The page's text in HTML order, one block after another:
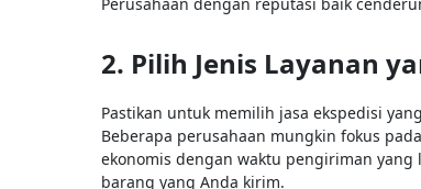
2. Pilih Jenis Layanan
Pastikan untuk memilih jasa ekspedisi
Beberapa perusahaan mungkin fokus
ekonomis dengan waktu pengiriman
barang yang Anda kirim.